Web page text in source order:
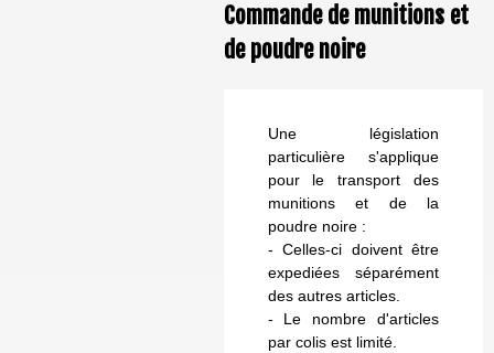
Commande de munitions et
de poudre noire
Une législation
particulière s'applique
pour le transport des
munitions et de la
poudre noire :
- Celles-ci doivent être
expediées séparément
des autres articles.
- Le nombre d'articles
par colis est limité.